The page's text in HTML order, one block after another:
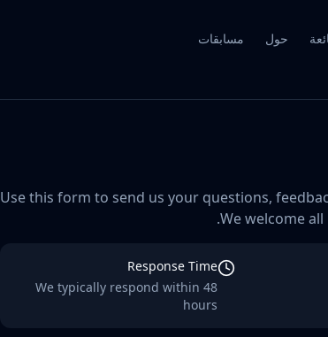
حول مسابقات
Use this form to send us your questions,
We welcome
Response Time
We typically respond within 48
hours